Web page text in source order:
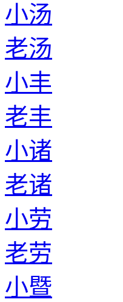
小汤
老汤
小丰
老丰
小诸
老诸
小劳
老劳
小暨